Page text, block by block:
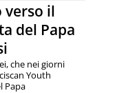
verso il
del Papa
che nei giorni
Youth
Papa